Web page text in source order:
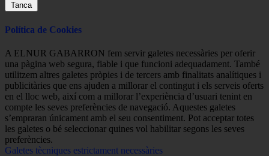
Tanca
Política de Cookies
A ELNUR GABARRON fem servir galetes necessàries per oferir
una pàgina web segura, fiable i que funcioni adequadament. També
utilitzem altres galetes pròpies i de tercers amb finalitats analítiques i
publicitàries que ens ajuden a millorar el contingut i els serveis oferts
en el lloc web, així com a millorar l’experiència d’usuari tenint en
compte les seves preferències de navegació. Aquestes galetes
s’empraran únicament amb el seu consentiment. Pot acceptar totes
les galetes o bé seleccionar quines vol habilitar segons les seves
preferències.
Galetes tècniques estrictament necessàries